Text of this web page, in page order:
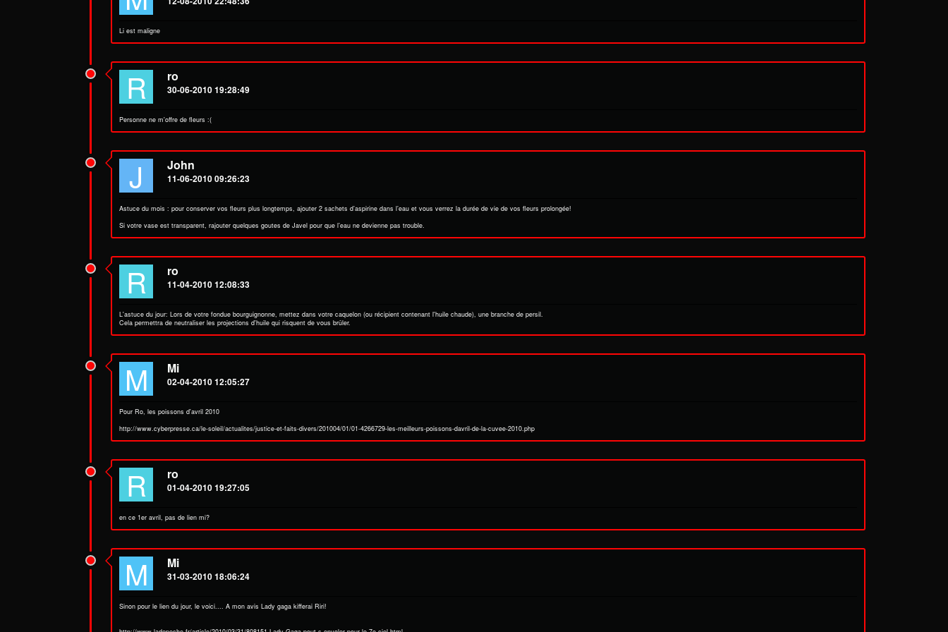
Li est maligne
R ro
30-06-2010 19:28:49
Personne ne m'offre de fleurs :(
J John
11-06-2010 09:26:23
Astuce du mois : pour conserver vos fleurs plus longtemps, ajouter 2 sachets d’aspirine dans l’eau et vous verrez la durée de vie de vos fleurs prolongée!
Si votre vase est transparent, rajouter quelques goutes de Javel pour que l’eau ne devienne pas trouble.
R ro
11-04-2010 12:08:33
L'astuce du jour: Lors de votre fondue bourguignonne, mettez dans votre caquelon (ou récipient contenant l'huile chaude), une branche de persil.
Cela permettra de neutraliser les projections d'huile qui risquent de vous brûler.
M Mi
02-04-2010 12:05:27
Pour Ro, les poissons d'avril 2010
http://www.cyberpresse.ca/le-soleil/actualites/justice-et-faits-divers/201004/01/01-4266729-les-meilleurs-poissons-davril-de-la-cuvee-2010.php
R ro
01-04-2010 19:27:05
en ce 1er avril, pas de lien mi?
M Mi
31-03-2010 18:06:24
Sinon pour le lien du jour, le voici.... A mon avis Lady gaga kifferai Riri!